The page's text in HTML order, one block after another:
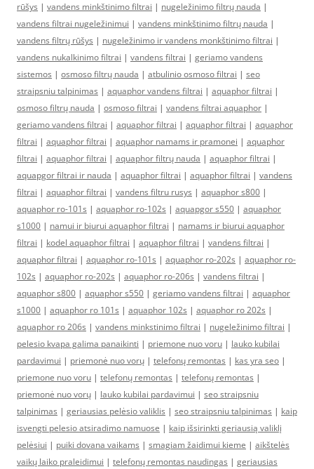
rūšys | vandens minkštinimo filtrai | nugeležinimo filtrų nauda |
vandens filtrai nugeležinimui | vandens minkštinimo filtrų nauda |
vandens filtrų rūšys | nugeležinimo ir vandens monkštinimo filtrai |
vandens nukalkinimo filtrai | vandens filtrai | geriamo vandens
sistemos | osmoso filtrų nauda | atbulinio osmoso filtrai | seo
straipsniu talpinimas | aquaphor vandens filtrai | aquaphor filtrai |
osmoso filtrų nauda | osmoso filtrai | vandens filtrai aquaphor |
geriamo vandens filtrai | aquaphor filtrai | aquaphor filtrai | aquaphor
filtrai | aquaphor filtrai | aquaphor namams ir pramonei | aquaphor
filtrai | aquaphor filtrai | aquaphor filtrų nauda | aquaphor filtrai |
aquapgor filtrai ir nauda | aquaphor filtrai | aquaphor filtrai | vandens
filtrai | aquaphor filtrai | vandens filtru rusys | aquaphor s800 |
aquaphor ro-101s | aquaphor ro-102s | aquapgor s550 | aquaphor
s1000 | namui ir biurui aquaphor filtrai | namams ir biurui aquaphor
filtrai | kodel aquaphor filtrai | aquaphor filtrai | vandens filtrai |
aquaphor filtrai | aquaphor ro-101s | aquaphor ro-202s | aquaphor ro-
102s | aquaphor ro-202s | aquaphor ro-206s | vandens filtrai |
aquaphor s800 | aquaphor s550 | geriamo vandens filtrai | aquaphor
s1000 | aquaphor ro 101s | aquaphor 102s | aquaphor ro 202s |
aquaphor ro 206s | vandens minkstinimo filtrai | nugeležinimo filtrai |
pelesio kvapa galima panaikinti | priemone nuo voru | lauko kubilai
pardavimui | priemonė nuo vorų | telefonų remontas | kas yra seo |
priemone nuo voru | telefonų remontas | telefonų remontas |
priemonė nuo vorų | lauko kubilai pardavimui | seo straipsniu
talpinimas | geriausias pelėsio valiklis | seo straipsniu talpinimas | kaip
isvengti pelesio atsiradimo namuose | kaip išsirinkti geriausią valiklį
pelėsiui | puiki dovana vaikams | smagiam žaidimui kieme | aikštelės
vaikų laiko praleidimui | telefonų remontas naudingas | geriausias